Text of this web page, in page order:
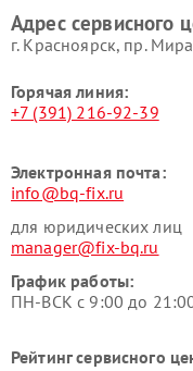
Адрес сервисного
г. Красноярск, ​пр.
Горячая линия:
+7 (391) 216-92-39
Электронная почта:
info@bq-fix.ru
для юридических лиц
manager@fix-bq.ru
График работы:
ПН-ВСК с 9:00 до
Рейтинг сервисного